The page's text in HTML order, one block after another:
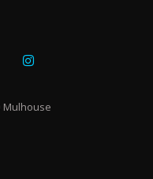
Mulhouse